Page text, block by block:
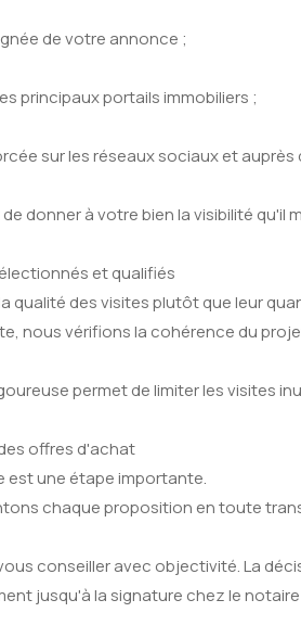
de votre annonce ;
principaux portails immobiliers ;
sur les réseaux sociaux et
donner à votre bien la visibilité qu'il
et qualifiés
qualité des visites plutôt que leur
nous vérifions la cohérence du
permet de limiter les visites
offres d'achat
est une étape importante.
chaque proposition en toute
conseiller avec objectivité. La
jusqu'à la signature chez le notaire